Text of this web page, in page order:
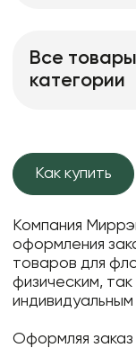
Все
категории
Как купить
Компания
оформления
товаров для
физическим,
Оформляя